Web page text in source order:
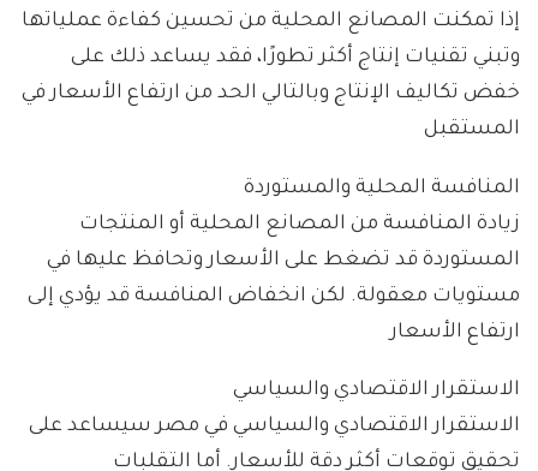
إذا تمكنت المصانع المحلية من تحسين كفاءة عملياتها
وتبني تقنيات إنتاج أكثر تطورًا، فقد يساعد ذلك على
خفض تكاليف الإنتاج وبالتالي الحد من ارتفاع الأسعار في
المستقبل
المنافسة المحلية والمستوردة
زيادة المنافسة من المصانع المحلية أو المنتجات
المستوردة قد تضغط على الأسعار وتحافظ عليها في
مستويات معقولة. لكن انخفاض المنافسة قد يؤدي إلى
ارتفاع الأسعار
الاستقرار الاقتصادي والسياسي
الاستقرار الاقتصادي والسياسي في مصر سيساعد على
تحقيق توقعات أكثر دقة للأسعار. أما التقلبات